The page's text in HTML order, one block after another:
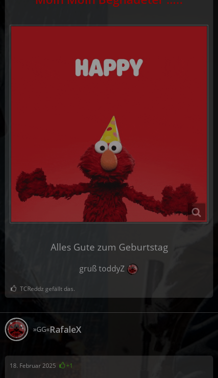
Alles Gute zum Geburtstag
gruß toddyZ
TCReddz gefällt das.
»GG«RafaleX
18. Februar 2025 +1